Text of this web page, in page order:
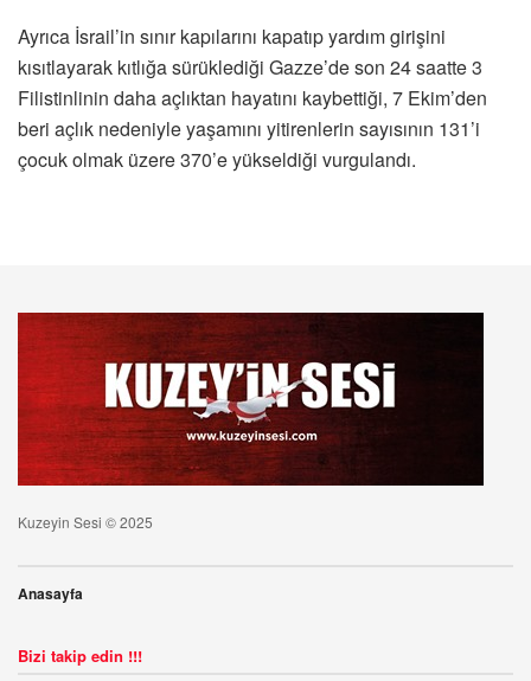
Ayrıca İsrail’in sınır kapılarını kapatıp yardım girişini
kısıtlayarak kıtlığa sürüklediği Gazze’de son 24 saatte 3
Filistinlinin daha açlıktan hayatını kaybettiği, 7 Ekim’den
beri açlık nedeniyle yaşamını yitirenlerin sayısının 131’i
çocuk olmak üzere 370’e yükseldiği vurgulandı.
Kuzeyin Sesi © 2025
Anasayfa
Bizi takip edin !!!